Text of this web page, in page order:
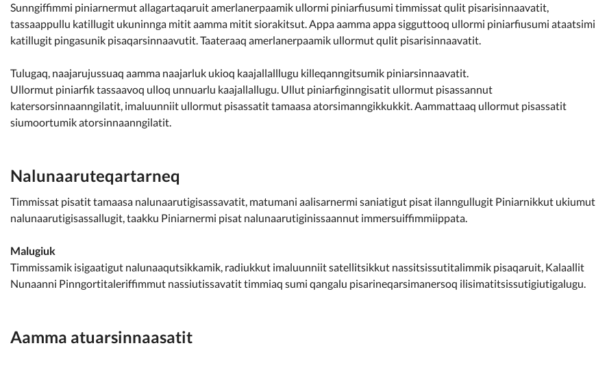
Sunngiffimmi piniarnermut allagartaqaruit amerlanerpaamik ullormi piniarfiusumi timmissat qulit pisarisinnaavatit,
tassaappullu katillugit ukuninnga mitit aamma mitit siorakitsut. Appa aamma appa sigguttooq ullormi piniarfiusumi ataatsimi
katillugit pingasunik pisaqarsinnaavutit. Taateraaq amerlanerpaamik ullormut qulit pisarisinnaavatit.
Tulugaq, naajarujussuaq aamma naajarluk ukioq kaajallalllugu killeqanngitsumik piniarsinnaavatit.
Ullormut piniarfik tassaavoq ulloq unnuarlu kaajallallugu. Ullut piniarfiginngisatit ullormut pisassannut
katersorsinnaanngilatit, imaluunniit ullormut pisassatit tamaasa atorsimanngikkukkit. Aammattaaq ullormut pisassatit
siumoortumik atorsinnaanngilatit.
Nalunaaruteqartarneq
Timmissat pisatit tamaasa nalunaarutigisassavatit, matumani aalisarnermi saniatigut pisat ilanngullugit Piniarnikkut ukiumut
nalunaarutigisassallugit, taakku Piniarnermi pisat nalunaarutiginissaannut immersuiffimmiippata.
Malugiuk
Timmissamik isigaatigut nalunaaqutsikkamik, radiukkut imaluunniit satellitsikkut nassitsissutitalimmik pisaqaruit, Kalaallit
Nunaanni Pinngortitaleriffimmut nassiutissavatit timmiaq sumi qangalu pisarineqarsimanersoq ilisimatitsissutigiutigalugu.
Aamma atuarsinnaasatit